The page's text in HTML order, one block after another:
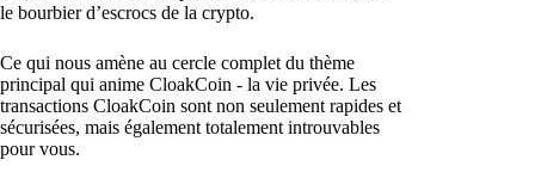
le bourbier d’escrocs de la crypto.
Ce qui nous amène au cercle complet du thème
principal qui anime CloakCoin - la vie privée. Les
transactions CloakCoin sont non seulement rapides et
sécurisées, mais également totalement introuvables
pour vous.